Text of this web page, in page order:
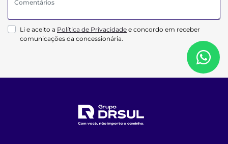
Li e aceito a Política de Privacidade e concordo em receber
comunicações da concessionária.